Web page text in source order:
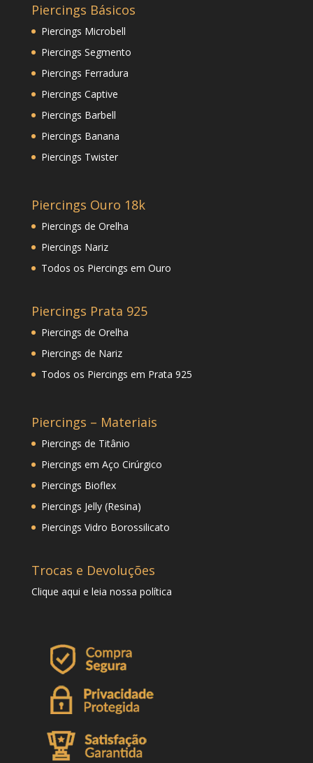
Piercings Básicos
Piercings Microbell
Piercings Segmento
Piercings Ferradura
Piercings Captive
Piercings Barbell
Piercings Banana
Piercings Twister
Piercings Ouro 18k
Piercings de Orelha
Piercings Nariz
Todos os Piercings em Ouro
Piercings Prata 925
Piercings de Orelha
Piercings de Nariz
Todos os Piercings em Prata 925
Piercings – Materiais
Piercings de Titânio
Piercings em Aço Cirúrgico
Piercings Bioflex
Piercings Jelly (Resina)
Piercings Vidro Borossilicato
Trocas e Devoluções
Clique aqui e leia nossa política